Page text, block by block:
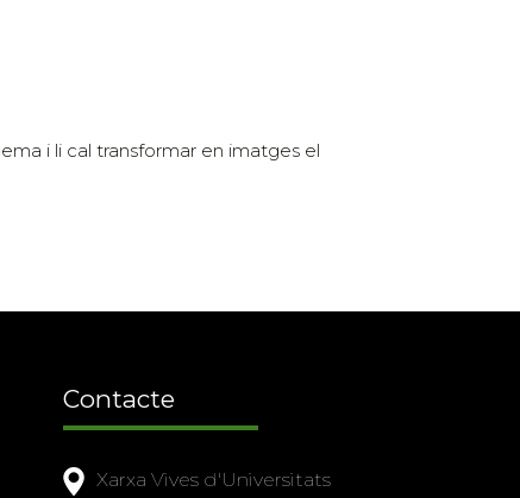
i li cal transformar en imatges el
Contacte
Xarxa Vives d'Universitats